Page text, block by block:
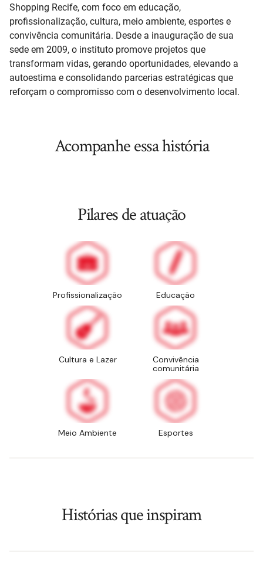
Shopping Recife, com foco em educação,
profissionalização, cultura, meio ambiente, esportes e
convivência comunitária. Desde a inauguração de sua
sede em 2009, o instituto promove projetos que
transformam vidas, gerando oportunidades, elevando a
autoestima e consolidando parcerias estratégicas que
reforçam o compromisso com o desenvolvimento local.
Acompanhe essa história
Pilares de atuação
Profissionalização Educação
Cultura e Lazer
Convivência
comunitária
Meio Ambiente Esportes
Histórias que inspiram